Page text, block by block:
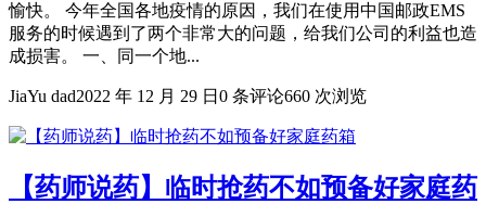
愉快。 今年全国各地疫情的原因，我们在使用中国邮政EMS
服务的时候遇到了两个非常大的问题，给我们公司的利益也造
成损害。 一、同一个地...
JiaYu dad2022 年 12 月 29 日 0 条评论660 次浏览
【药师说药】临时抢药不如预备好家庭药